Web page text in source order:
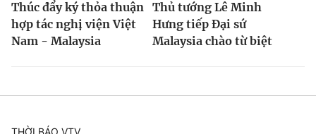
Thúc đẩy ký thỏa thuận
hợp tác nghị viện Việt
Nam - Malaysia
Thủ tướng Lê Minh
Hưng tiếp Đại sứ
Malaysia chào từ biệt
THỜI BÁO VTV